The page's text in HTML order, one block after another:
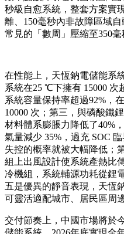
秒級自愈系統，整套方案實
離、150毫秒內非故障區域
常見的「數周」壓縮至350毫
在性能上，天恆鈉電儲能系
系統在25 ℃下擁有 15000
系統容量保持率超過92%，
10000 次；第三，與磷酸鐵
材料體系膨脹力降低了40%
氣量減少 35%，過充 SOC
失控的概率就被大幅降低；
組上出風設計使系統產熱比
冷機組，系統輔源功耗從鋰
五是優異的靜音表現，天恆
可靈活適配城市、居民區周
交付節奏上，中國市場將於